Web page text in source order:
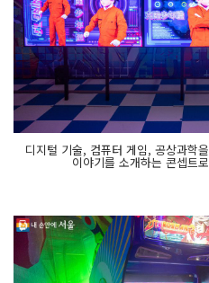
디지털 기술, 컴퓨터 게임, 공상과학
이야기를 소개하는 콘셉트